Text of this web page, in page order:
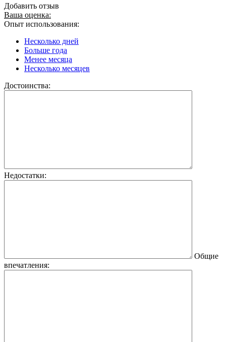
Добавить отзыв
Ваша оценка:
Опыт использования:
Несколько дней
Больше года
Менее месяца
Несколько месяцев
Достоинства:
Недостатки:
Общие
впечатления: